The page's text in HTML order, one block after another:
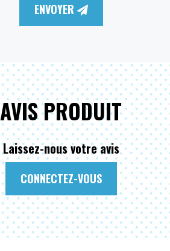
ENVOYER
AVIS PRODUIT
Laissez-nous votre avis
CONNECTEZ-VOUS